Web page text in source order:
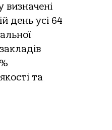
день усі 64
та